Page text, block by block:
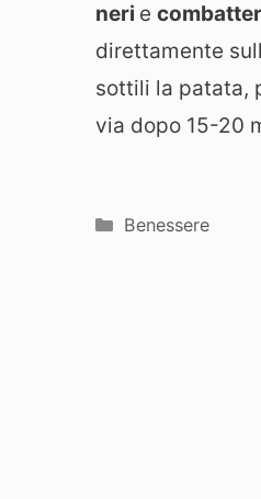
neri e
direttamente
sottili la patata,
via dopo 15-20
Categorie
Benessere